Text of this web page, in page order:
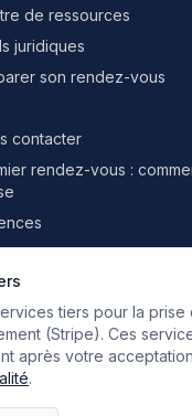
tiers pour la
(Stripe). Ces
après votre
.
de ressources
juridiques
son rendez-vous
contacter
rendez-vous :
& partenaires
🇬🇧
AnglaisEN 🇮🇹IT🇪🇸ES